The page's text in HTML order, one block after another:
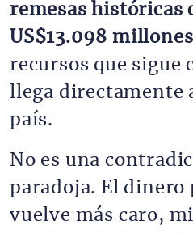
remesas históricas
US$13.098 millones
recursos que sigue
llega directamente
país.
No es una
paradoja. El dinero
vuelve más caro,